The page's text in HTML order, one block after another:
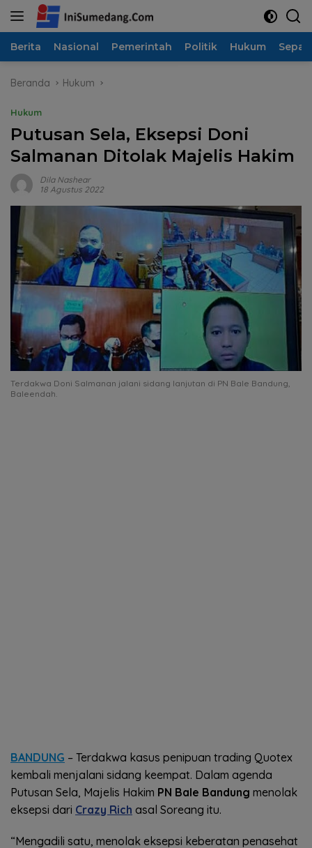
Langsung
Berita Nasional Pemerintah Politik Hukum
Beranda Hukum
Hukum
Putusan Sela, Eksepsi Doni
Salmanan Ditolak Majelis Hakim
Dila Nashear
18 Agustus 2022
Terdakwa Doni Salmanan jalani sidang lanjutan di PN Bale Bandung,
Baleendah.
BANDUNG – Terdakwa kasus penipuan trading Quotex
kembali menjalani sidang keempat. Dalam agenda
Putusan Sela, Majelis Hakim PN Bale Bandung menolak
eksepsi dari Crazy Rich asal Soreang itu.
“Mengadili satu, menolak eksepsi keberatan penasehat